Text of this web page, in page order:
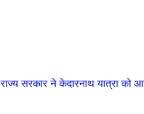
राज्य सरकार ने केदारनाथ यात्रा को